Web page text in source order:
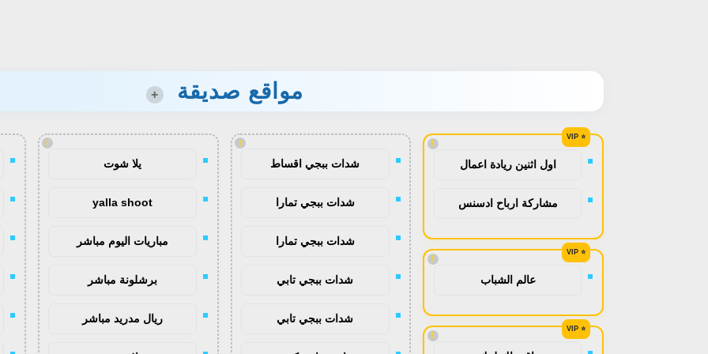
مواقع صديقة +
!
اول اثنين ريادة اعمال
مشاركة ارباح ادسنس
!
عالم الشباب
!
!
شدات ببجي اقساط
شدات ببجي تمارا
شدات ببجي تمارا
شدات ببجي تابي
شدات ببجي تابي
!
يلا شوت
yalla shoot
مباريات اليوم مباشر
برشلونة مباشر
ريال مدريد مباشر